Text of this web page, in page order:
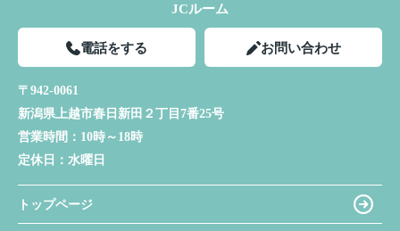
JCルーム
電話をする お問い合わせ
〒942-0061
新潟県上越市春日新田２丁目7番25号
営業時間： 10時～18時
定休日： 水曜日
トップページ